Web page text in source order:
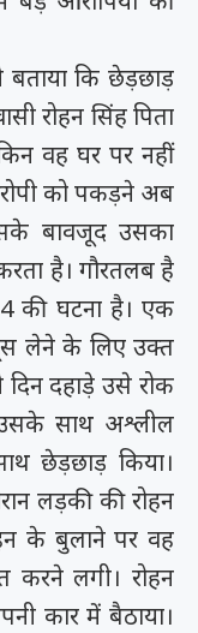
बताया कि छेड़छाड़
रोहन सिंह पिता
वह घर पर नहीं
को पकड़ने अब
बावजूद उसका
है। गौरतलब है
की घटना है। एक
लेने के लिए उक्त
दहाड़े उसे रोक
साथ अश्लील
छेड़छाड़ किया।
लड़की की रोहन
के बुलाने पर वह
करने लगी। रोहन
कार में बैठाया।